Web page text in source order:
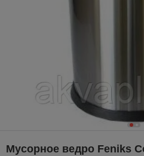
Мусорное ведро Feniks